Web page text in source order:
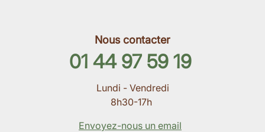
Nous contacter
01 44 97 59 19
Lundi - Vendredi
8h30-17h
Envoyez-nous un email